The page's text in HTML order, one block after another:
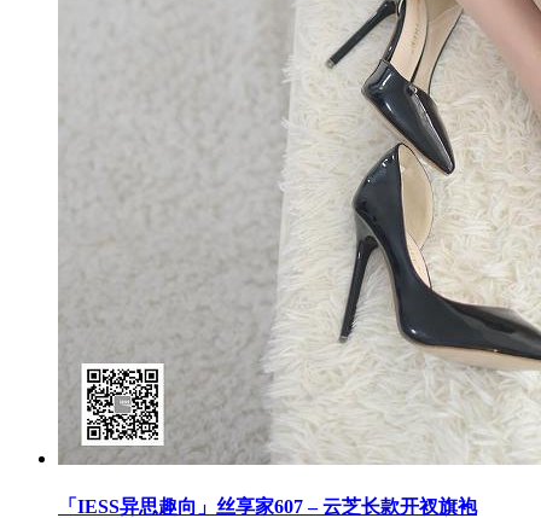
「IESS异思趣向」丝享家607 – 云芝长款开衩旗袍